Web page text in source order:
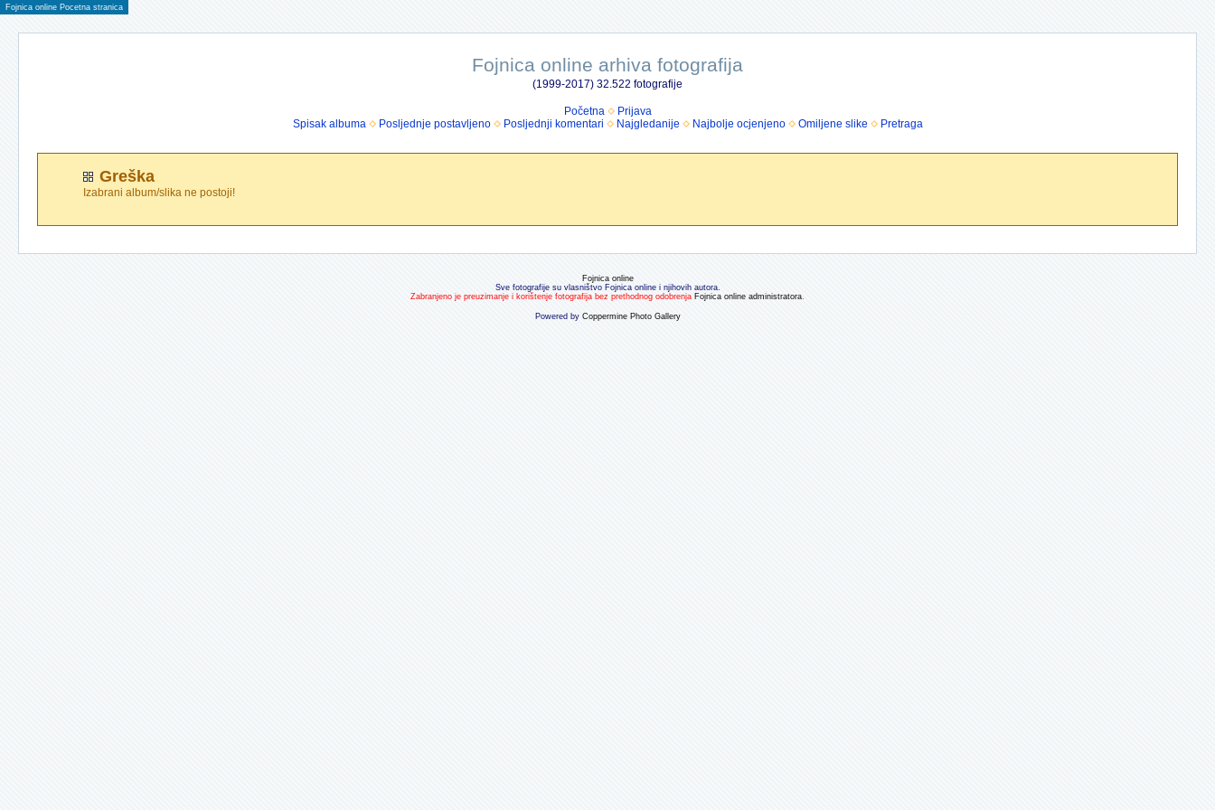
Fojnica online Pocetna stranica
Fojnica online arhiva fotografija
(1999-2017) 32.522 fotografije
Početna
Prijava
Spisak albuma
Posljednje postavljeno Posljednji komentari Najgledanije Najbolje ocjenjeno Omiljene slike Pretraga
Greška
Izabrani album/slika ne postoji!
Fojnica online
Sve fotografije su vlasništvo Fojnica online i njihovih autora.
Zabranjeno je preuzimanje i korištenje fotografija bez prethodnog odobrenja Fojnica online administratora.
Powered by Coppermine Photo Gallery